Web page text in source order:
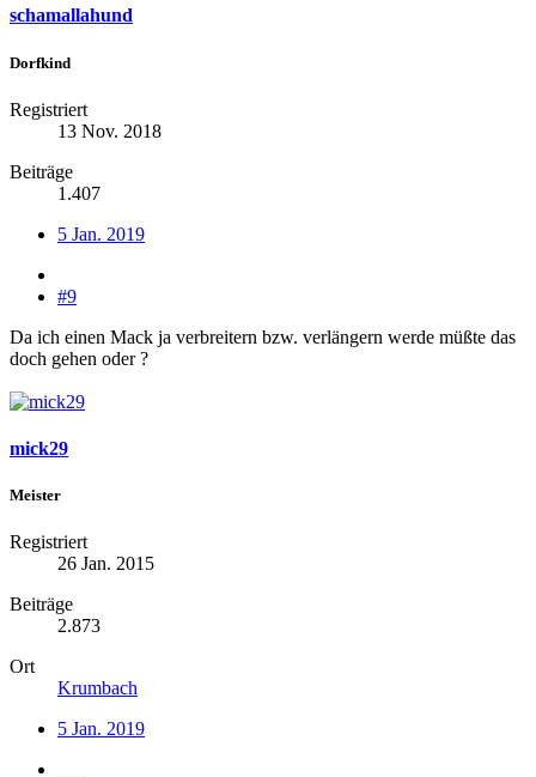
schamallahund
Dorfkind
Registriert
13 Nov. 2018
Beiträge
1.407
5 Jan. 2019
#9
Da ich einen Mack ja verbreitern bzw. verlängern werde müßte das
doch gehen oder ?
mick29
Meister
Registriert
26 Jan. 2015
Beiträge
2.873
Ort
Krumbach
5 Jan. 2019